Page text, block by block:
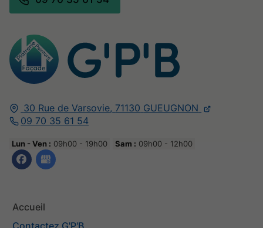
30 Rue de Varsovie, 71130 GUEUGNON
09 70 35 61 54
Lun - Ven : 09h00 - 19h00 Sam : 09h00 - 12h00
Accueil